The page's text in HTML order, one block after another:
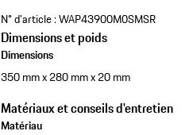
N° d'article :WAP43900M0SMSR
Dimensions et poids
Dimensions
350 mm x 280 mm x 20 mm
Matériaux et conseils d'entretien
Matériau